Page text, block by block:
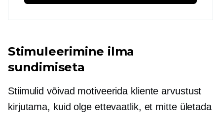
Stimuleerimine ilma
sundimiseta
Stiimulid võivad motiveerida kliente arvustust
kirjutama, kuid olge ettevaatlik, et mitte ületada